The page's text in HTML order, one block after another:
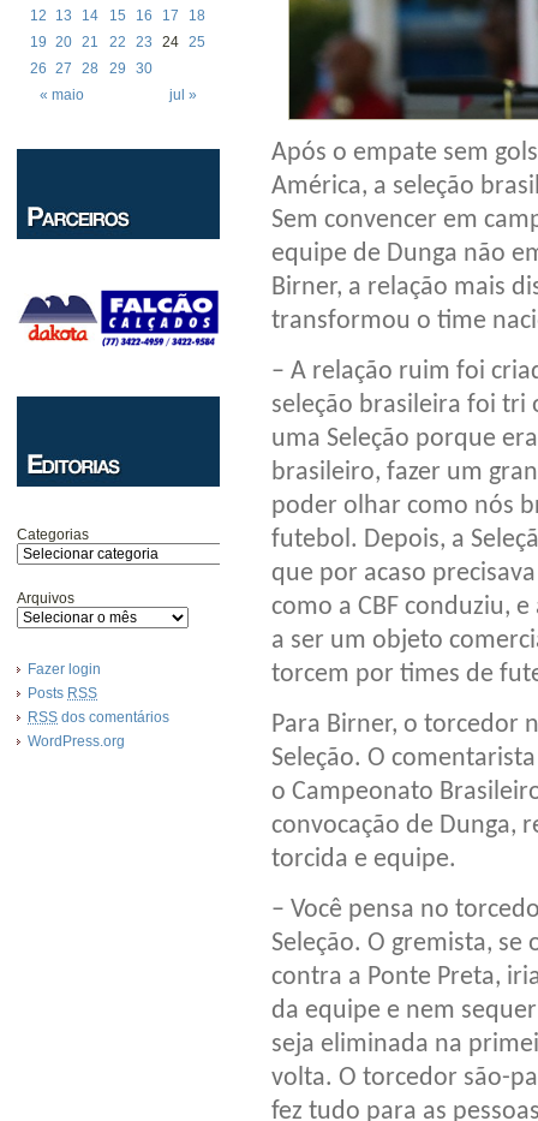
« maio jul »
12
13 14 15 16 17
18
19
20 21 22 23 24 25
26
27 28 29 30
Categorias
Arquivos
Fazer login
Posts RSS
RSS dos comentários
WordPress.org
Após o empate sem
América, a seleção
Sem convencer em
equipe de Dunga não
Birner, a relação mais
transformou o time
– A relação ruim foi
seleção brasileira foi tri
uma Seleção porque
brasileiro, fazer um
poder olhar como nós
futebol. Depois, a
que por acaso
como a CBF conduziu,
a ser um objeto
torcem por times de
Para Birner, o torcedor
Seleção. O
o Campeonato
convocação de Dunga,
torcida e equipe.
– Você pensa no
Seleção. O gremista,
contra a Ponte Preta,
da equipe e nem
seja eliminada na
volta. O torcedor são-
fez tudo para as